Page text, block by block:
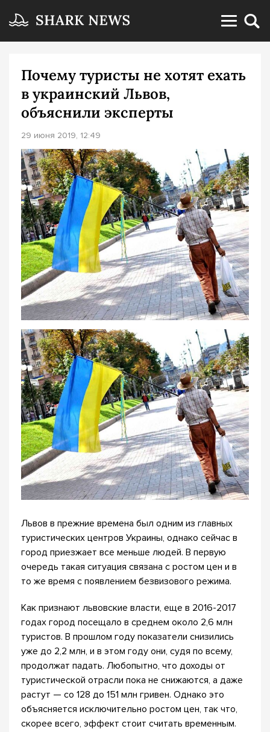
Почему туристы не хотят ехать
в украинский Львов,
объяснили эксперты
29 июня 2019, 12:49
Львов в прежние времена был одним из главных
туристических центров Украины, однако сейчас в
город приезжает все меньше людей. В первую
очередь такая ситуация связана с ростом цен и в
то же время с появлением безвизового режима.
Как признают львовские власти, еще в 2016-2017
годах город посещало в среднем около 2,6 млн
туристов. В прошлом году показатели снизились
уже до 2,2 млн, и в этом году они, судя по всему,
продолжат падать. Любопытно, что доходы от
туристической отрасли пока не снижаются, а даже
растут — со 128 до 151 млн гривен. Однако это
объясняется исключительно ростом цен, так что,
скорее всего, эффект стоит считать временным.